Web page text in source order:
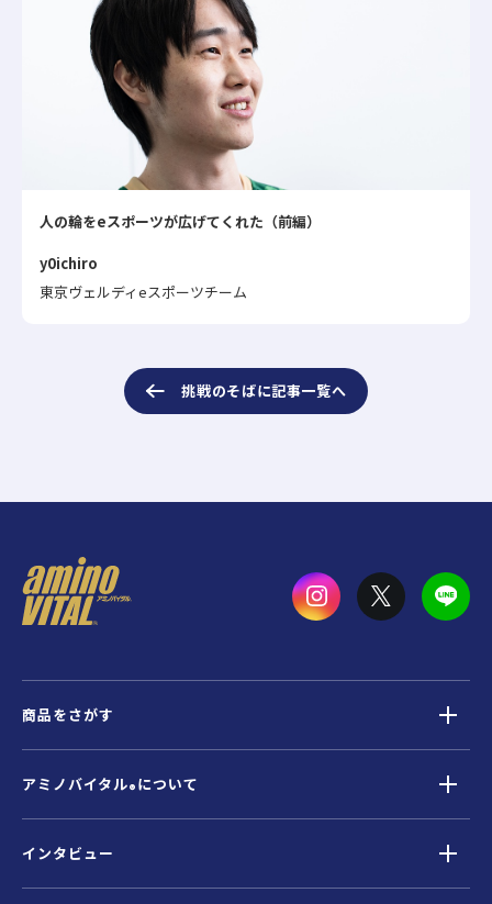
人の輪をeスポーツが広げてくれた（前編）
y0ichiro
東京ヴェルディeスポーツチーム
挑戦のそばに記事一覧へ
商品をさがす
アミノバイタル® について
インタビュー